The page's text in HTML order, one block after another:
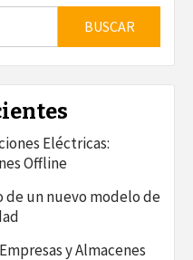
Eléctricas:
Offline
de un nuevo modelo de
y Almacenes